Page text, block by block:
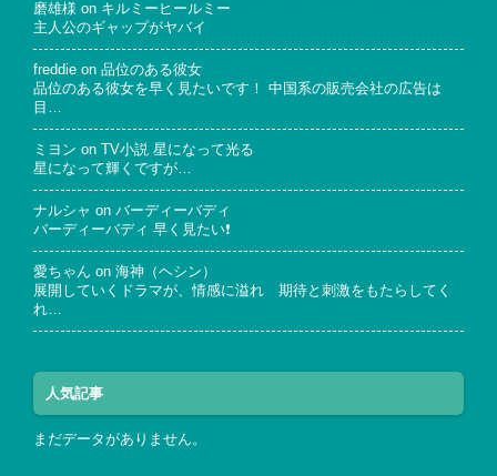
磨雄様 on キルミーヒールミー
主人公のギャップがヤバイ
freddie on 品位のある彼女
品位のある彼女を早く見たいです！ 中国系の販売会社の広告は
目…
ミヨン on
TV小説 星になって光る
星になって輝くですが…
ナルシャ on バーディーバディ
バーディーバディ 早く見たい❗
愛ちゃん on 海神（ヘシン）
展開していくドラマが、情感に溢れ 期待と刺激をもたらしてく
れ…
人気記事
まだデータがありません。